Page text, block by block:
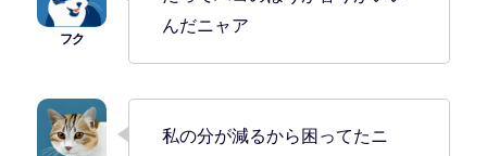
んだニャア
私の分が減るから困ってたニ